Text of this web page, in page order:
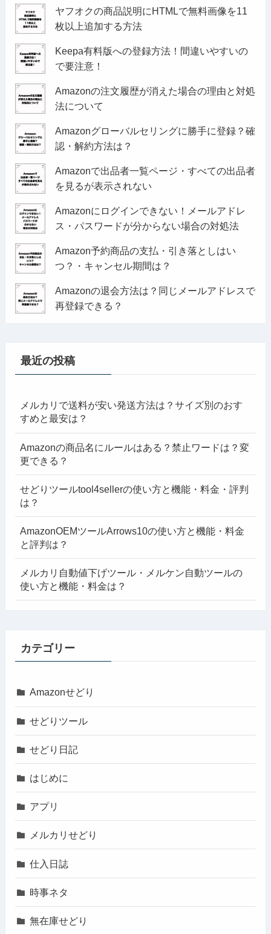
ヤフオクの商品説明にHTMLで無料画像を11
枚以上追加する方法
Keepa有料版への登録方法！間違いやすいの
で要注意！
Amazonの注文履歴が消えた場合の理由と対処
法について
Amazonグローバルセリングに勝手に登録？確
認・解約方法は？
Amazonで出品者一覧ページ・すべての出品者
を見るが表示されない
Amazonにログインできない！メールアドレ
ス・パスワードが分からない場合の対処法
Amazon予約商品の支払・引き落としはい
つ？・キャンセル期間は？
Amazonの退会方法は？同じメールアドレスで
再登録できる？
最近の投稿
メルカリで送料が安い発送方法は？サイズ別のおす
すめと最安は？
Amazonの商品名にルールはある？禁止ワードは？変
更できる？
せどりツールtool4sellerの使い方と機能・料金・評判
は？
AmazonOEMツールArrows10の使い方と機能・料金
と評判は？
メルカリ自動値下げツール・メルケン自動ツールの
使い方と機能・料金は？
カテゴリー
Amazonせどり
せどりツール
せどり日記
はじめに
アプリ
メルカリせどり
仕入日誌
時事ネタ
無在庫せどり